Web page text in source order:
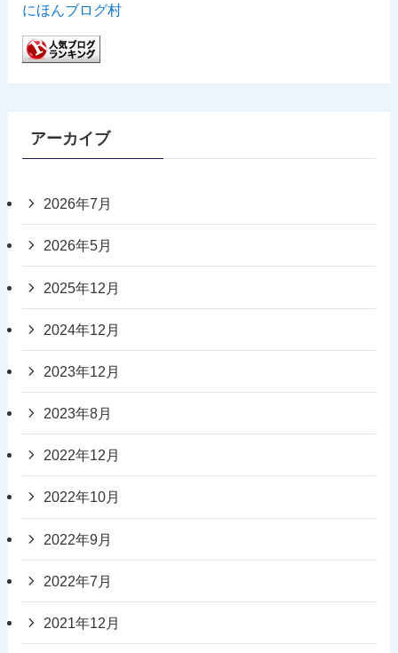
にほんブログ村
アーカイブ
2026年7月
2026年5月
2025年12月
2024年12月
2023年12月
2023年8月
2022年12月
2022年10月
2022年9月
2022年7月
2021年12月